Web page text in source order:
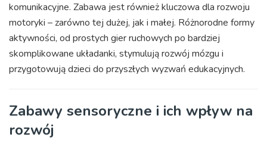
komunikacyjne. Zabawa jest również kluczowa dla rozwoju
motoryki – zarówno tej dużej, jak i małej. Różnorodne formy
aktywności, od prostych gier ruchowych po bardziej
skomplikowane układanki, stymulują rozwój mózgu i
przygotowują dzieci do przyszłych wyzwań edukacyjnych.
Zabawy sensoryczne i ich wpływ na
rozwój